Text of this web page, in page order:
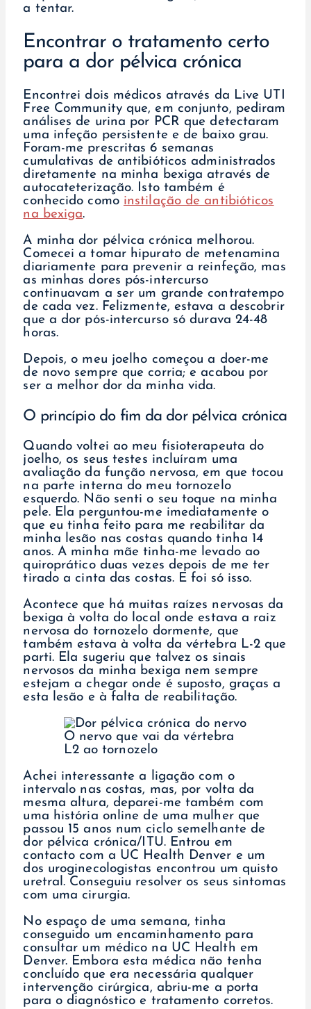
a tentar.
Encontrar o tratamento certo
para a dor pélvica crónica
Encontrei dois médicos através da Live UTI
Free Community que, em conjunto, pediram
análises de urina por PCR que detectaram
uma infeção persistente e de baixo grau.
Foram-me prescritas 6 semanas
cumulativas de antibióticos administrados
diretamente na minha bexiga através de
autocateterização. Isto também é
conhecido como instilação de antibióticos
na bexiga.
A minha dor pélvica crónica melhorou.
Comecei a tomar hipurato de metenamina
diariamente para prevenir a reinfeção, mas
as minhas dores pós-intercurso
continuavam a ser um grande contratempo
de cada vez. Felizmente, estava a descobrir
que a dor pós-intercurso só durava 24-48
horas.
Depois, o meu joelho começou a doer-me
de novo sempre que corria; e acabou por
ser a melhor dor da minha vida.
O princípio do fim da dor pélvica crónica
Quando voltei ao meu fisioterapeuta do
joelho, os seus testes incluíram uma
avaliação da função nervosa, em que tocou
na parte interna do meu tornozelo
esquerdo. Não senti o seu toque na minha
pele. Ela perguntou-me imediatamente o
que eu tinha feito para me reabilitar da
minha lesão nas costas quando tinha 14
anos. A minha mãe tinha-me levado ao
quiroprático duas vezes depois de me ter
tirado a cinta das costas. E foi só isso.
Acontece que há muitas raízes nervosas da
bexiga à volta do local onde estava a raiz
nervosa do tornozelo dormente, que
também estava à volta da vértebra L-2 que
parti. Ela sugeriu que talvez os sinais
nervosos da minha bexiga nem sempre
estejam a chegar onde é suposto, graças a
esta lesão e à falta de reabilitação.
O nervo que vai da vértebra
L2 ao tornozelo
Achei interessante a ligação com o
intervalo nas costas, mas, por volta da
mesma altura, deparei-me também com
uma história online de uma mulher que
passou 15 anos num ciclo semelhante de
dor pélvica crónica/ITU. Entrou em
contacto com a UC Health Denver e um
dos uroginecologistas encontrou um quisto
uretral. Conseguiu resolver os seus sintomas
com uma cirurgia.
No espaço de uma semana, tinha
conseguido um encaminhamento para
consultar um médico na UC Health em
Denver. Embora esta médica não tenha
concluído que era necessária qualquer
intervenção cirúrgica, abriu-me a porta
para o diagnóstico e tratamento corretos.